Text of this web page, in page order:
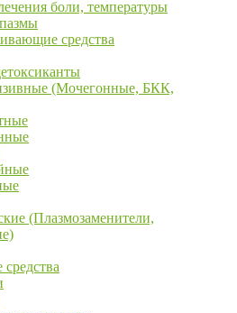
боли, температуры
средства
(Мочегонные, БКК,
(Плазмозаменители,